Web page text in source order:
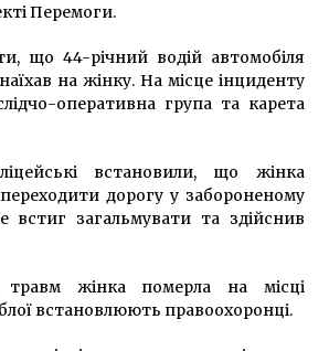
и прочая хе@ня , сейчас нахрен
не надо”: український актор вірить у
з Росією
років ago
року становили майже 2 млрд гривень
2 роки ago
7 років ago
Перемоги.
що 44-річний водій автомобіля
на жінку. На місце інциденту
оперативна група та карета
встановили, що жінка
дорогу у забороненому
встиг загальмувати та здійснив
травм жінка померла на місці
встановлюють правоохоронці.